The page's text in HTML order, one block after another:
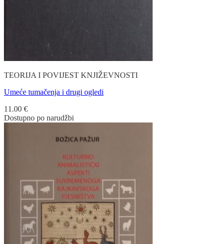
TEORIJA I POVIJEST KNJIŽEVNOSTI
Umeće tumačenja i drugi ogledi
11.00 €
Dostupno po narudžbi